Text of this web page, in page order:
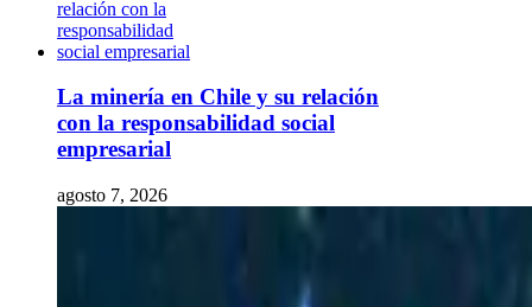
La minería en Chile y su relación
con la responsabilidad social
empresarial
agosto 7, 2026